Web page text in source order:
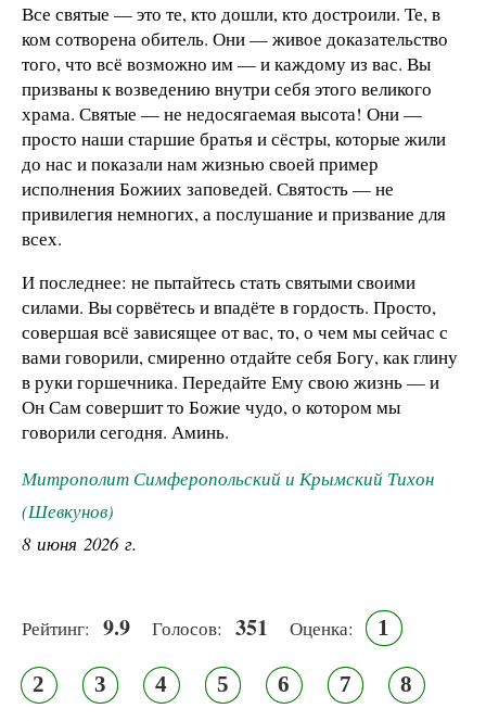
Все святые — это те, кто дошли, кто достроили. Те, в
ком сотворена обитель. Они — живое доказательство
того, что всё возможно им — и каждому из вас. Вы
призваны к возведению внутри себя этого великого
храма. Святые — не недосягаемая высота! Они —
просто наши старшие братья и сёстры, которые жили
до нас и показали нам жизнью своей пример
исполнения Божиих заповедей. Святость — не
привилегия немногих, а послушание и призвание для
всех.
И последнее: не пытайтесь стать святыми своими
силами. Вы сорвётесь и впадёте в гордость. Просто,
совершая всё зависящее от вас, то, о чем мы сейчас с
вами говорили, смиренно отдайте себя Богу, как глину
в руки горшечника. Передайте Ему свою жизнь — и
Он Сам совершит то Божие чудо, о котором мы
говорили сегодня. Аминь.
Митрополит Симферопольский и Крымский Тихон
(Шевкунов)
8 июня 2026 г.
Рейтинг: 9.9 Голосов: 351 Оценка: 1
2 3 4 5 6 7 8